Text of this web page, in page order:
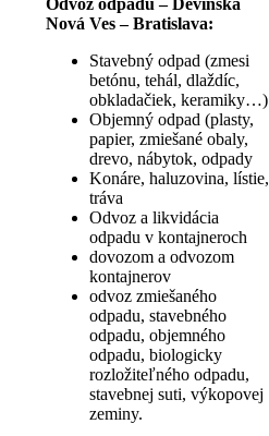
Nová Ves – Bratislava:
Stavebný odpad (zmesi
betónu, tehál, dlaždíc,
obkladačiek, keramiky…)
Objemný odpad (plasty,
papier, zmiešané obaly,
drevo, nábytok, odpady
Konáre, haluzovina, lístie,
tráva
Odvoz a likvidácia
odpadu v kontajneroch
dovozom a odvozom
kontajnerov
odvoz zmiešaného
odpadu, stavebného
odpadu, objemného
odpadu, biologicky
rozložiteľného odpadu,
stavebnej suti, výkopovej
zeminy.